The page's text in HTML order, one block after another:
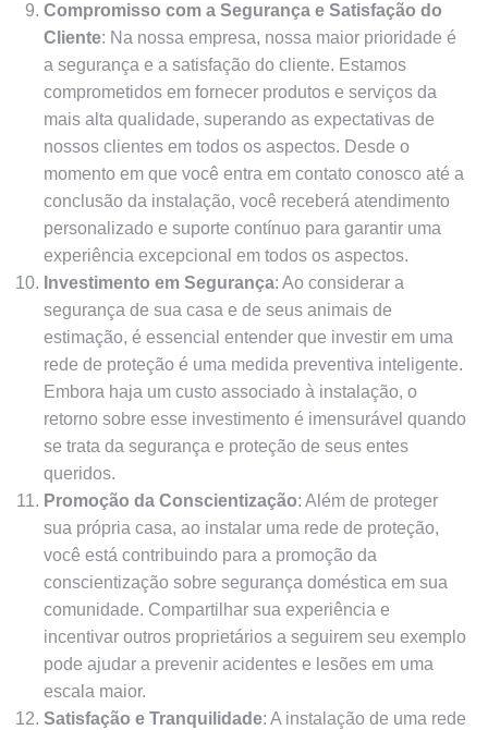
Compromisso com a Segurança e Satisfação do
Cliente: Na nossa empresa, nossa maior prioridade é
a segurança e a satisfação do cliente. Estamos
comprometidos em fornecer produtos e serviços da
mais alta qualidade, superando as expectativas de
nossos clientes em todos os aspectos. Desde o
momento em que você entra em contato conosco até a
conclusão da instalação, você receberá atendimento
personalizado e suporte contínuo para garantir uma
experiência excepcional em todos os aspectos.
Investimento em Segurança: Ao considerar a
segurança de sua casa e de seus animais de
estimação, é essencial entender que investir em uma
rede de proteção é uma medida preventiva inteligente.
Embora haja um custo associado à instalação, o
retorno sobre esse investimento é imensurável quando
se trata da segurança e proteção de seus entes
queridos.
Promoção da Conscientização: Além de proteger
sua própria casa, ao instalar uma rede de proteção,
você está contribuindo para a promoção da
conscientização sobre segurança doméstica em sua
comunidade. Compartilhar sua experiência e
incentivar outros proprietários a seguirem seu exemplo
pode ajudar a prevenir acidentes e lesões em uma
escala maior.
Satisfação e Tranquilidade: A instalação de uma rede